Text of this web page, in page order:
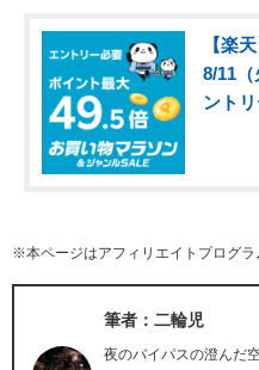
【楽
8/11
ントリ
※本ページはアフィリエイトプログ
筆者：二輪児
夜のバイパスの澄んだ